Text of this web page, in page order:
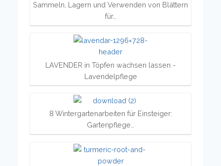
Sammeln, Lagern und Verwenden von Blättern
für…
LAVENDER in Töpfen wachsen lassen -
Lavendelpflege
8 Wintergartenarbeiten für Einsteiger:
Gartenpflege…